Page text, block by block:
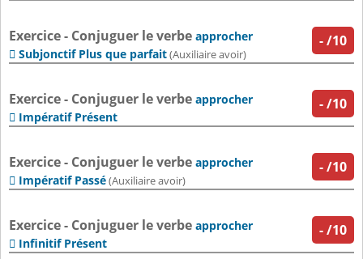
-/10
Exercice - Conjuguer le verbe approcher
 Subjonctif Plus que parfait(Auxiliaire avoir)
-/10
Exercice - Conjuguer le verbe approcher
 Impératif Présent
-/10
Exercice - Conjuguer le verbe approcher
 Impératif Passé(Auxiliaire avoir)
-/10
Exercice - Conjuguer le verbe approcher
 Infinitif Présent